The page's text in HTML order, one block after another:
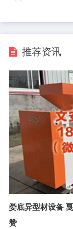
推荐资讯
娄底异型材设备
赞